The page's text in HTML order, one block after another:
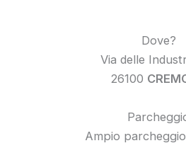
Dove?
Via delle
26100
Ampio